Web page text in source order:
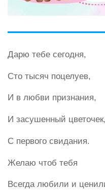
Дарю тебе сегодня,
Сто тысяч поцелуев,
И в любви признания,
И засушенный цветочек,
С первого свидания.
Желаю чтоб тебя
Всегда любили и